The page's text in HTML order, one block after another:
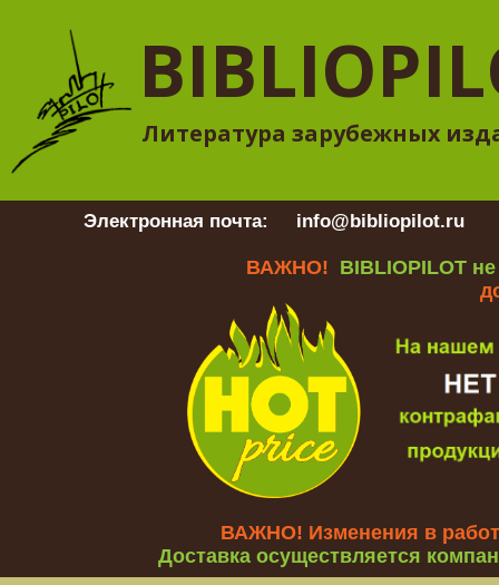
Литература зарубежных
Электронная почта: info@bibliopilot.ru
ВАЖНО! BIBLIOPILOT
ВАЖНО! Изменения в
Доставка осуществляется